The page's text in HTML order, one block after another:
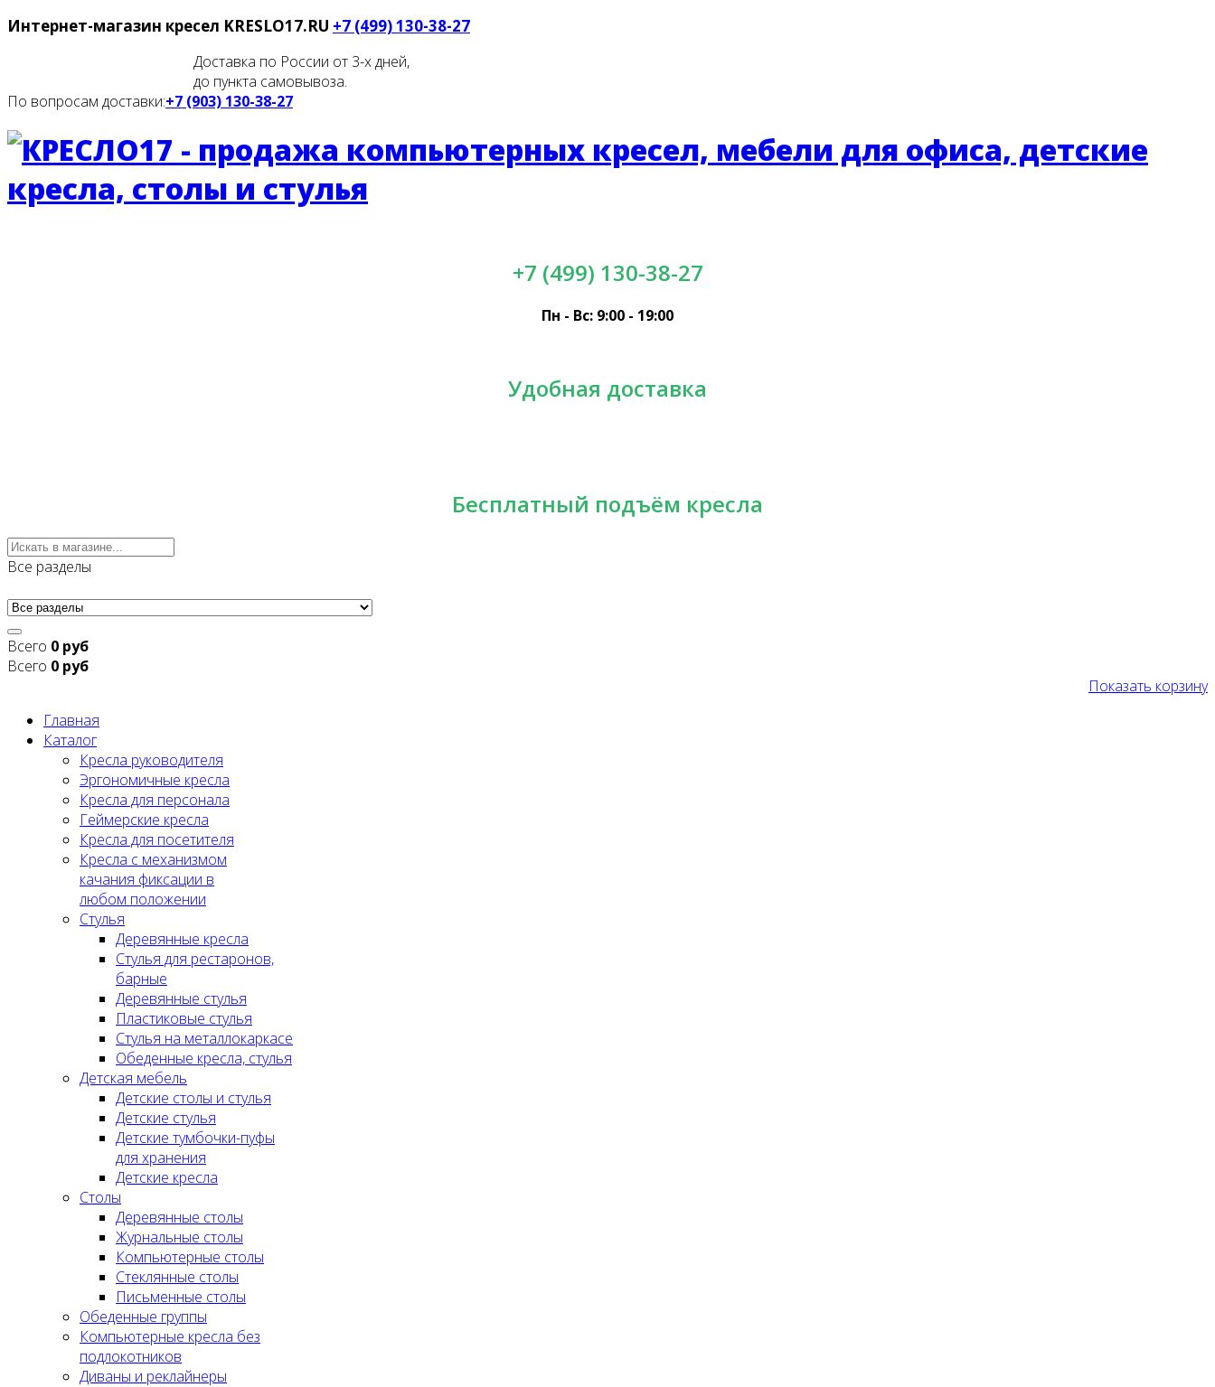
Интернет-магазин кресел KRESLO17.RU +7 (499) 130-38-27
Доставка по России от 3-х дней,
до пункта самовывоза.
По вопросам доставки:+7 (903) 130-38-27
+7 (499) 130-38-27
Пн - Вс: 9:00 - 19:00
Удобная доставка
Бесплатный подъём кресла
Все разделы
Всего 0 руб
Всего 0 руб
Показать корзину
Главная
Каталог
Кресла руководителя
Эргономичные кресла
Кресла для персонала
Геймерские кресла
Кресла для посетителя
Кресла с механизмом
качания фиксации в
любом положении
Стулья
Деревянные кресла
Стулья для рестаронов,
барные
Деревянные стулья
Пластиковые стулья
Стулья на металлокаркасе
Обеденные кресла, стулья
Детская мебель
Детские столы и стулья
Детские стулья
Детские тумбочки-пуфы
для хранения
Детские кресла
Столы
Деревянные столы
Журнальные столы
Компьютерные столы
Стеклянные столы
Письменные столы
Обеденные группы
Компьютерные кресла без
подлокотников
Диваны и реклайнеры